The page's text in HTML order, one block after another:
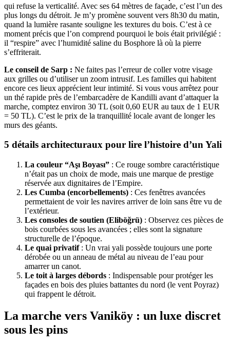
qui refuse la verticalité. Avec ses 64 mètres de façade, c’est l’un des
plus longs du détroit. Je m’y promène souvent vers 8h30 du matin,
quand la lumière rasante souligne les textures du bois. C’est à ce
moment précis que l’on comprend pourquoi le bois était privilégié :
il “respire” avec l’humidité saline du Bosphore là où la pierre
s’effriterait.
Le conseil de Sarp : Ne faites pas l’erreur de coller votre visage
aux grilles ou d’utiliser un zoom intrusif. Les familles qui habitent
encore ces lieux apprécient leur intimité. Si vous vous arrêtez pour
un thé rapide près de l’embarcadère de Kandilli avant d’attaquer la
marche, comptez environ 30 TL (soit 0,60 EUR au taux de 1 EUR
= 50 TL). C’est le prix de la tranquillité locale avant de longer les
murs des géants.
5 détails architecturaux pour lire l’histoire d’un Yali
La couleur “Aşı Boyası” : Ce rouge sombre caractéristique
n’était pas un choix de mode, mais une marque de prestige
réservée aux dignitaires de l’Empire.
Les Cumba (encorbellements) : Ces fenêtres avancées
permettaient de voir les navires arriver de loin sans être vu de
l’extérieur.
Les consoles de soutien (Eliböğrü) : Observez ces pièces de
bois courbées sous les avancées ; elles sont la signature
structurelle de l’époque.
Le quai privatif: Un vrai yali possède toujours une porte
dérobée ou un anneau de métal au niveau de l’eau pour
amarrer un canot.
Le toit à larges débords : Indispensable pour protéger les
façades en bois des pluies battantes du nord (le vent Poyraz)
qui frappent le détroit.
La marche vers Vaniköy : un luxe discret
sous les pins